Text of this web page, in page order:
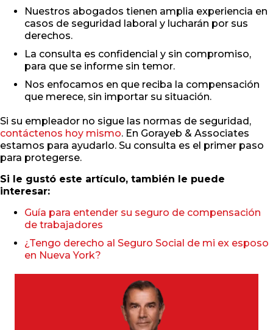
Nuestros abogados tienen amplia experiencia en
casos de seguridad laboral y lucharán por sus
derechos.
La consulta es confidencial y sin compromiso,
para que se informe sin temor.
Nos enfocamos en que reciba la compensación
que merece, sin importar su situación.
Si su empleador no sigue las normas de seguridad,
contáctenos hoy mismo. En Gorayeb & Associates
estamos para ayudarlo. Su consulta es el primer paso
para protegerse.
Si le gustó este artículo, también le puede
interesar:
Guía para entender su seguro de compensación
de trabajadores
¿Tengo derecho al Seguro Social de mi ex esposo
en Nueva York?